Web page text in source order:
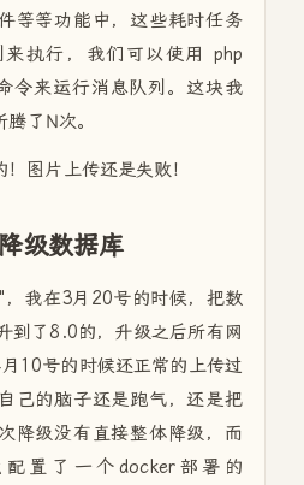
等等功能中，这些耗时任务
执行，我们可以使用 php
令来运行消息队列。这块我
了N次。
图片上传还是失败！
级数据库
，我在3月20号的时候，把数
到了8.0的，升级之后所有网
10号的时候还正常的上传过
己的脑子还是跑气，还是把
降级没有直接整体降级，而
置了一个docker部署的